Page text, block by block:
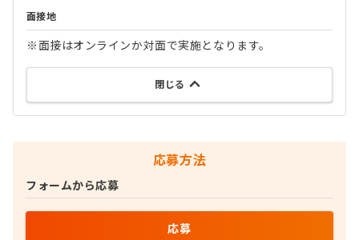
面接地
※面接はオンラインか対面で実施となります。
閉じる
応募方法
フォームから応募
応募